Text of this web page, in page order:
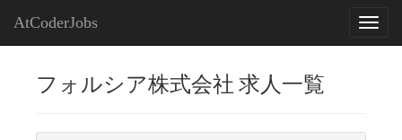
AtCoderJobs
フォルシア株式会社 求人一覧